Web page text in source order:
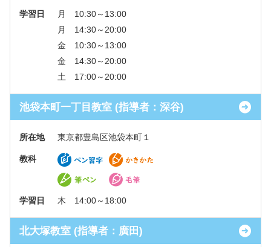
学習日
月 10:30～13:00
月 14:30～20:00
金 10:30～13:00
金 14:30～20:00
土 17:00～20:00
池袋本町一丁目教室 (指導者：深谷)
所在地 東京都豊島区池袋本町１
教科
学習日 木 14:00～18:00
北大塚教室 (指導者：廣田)